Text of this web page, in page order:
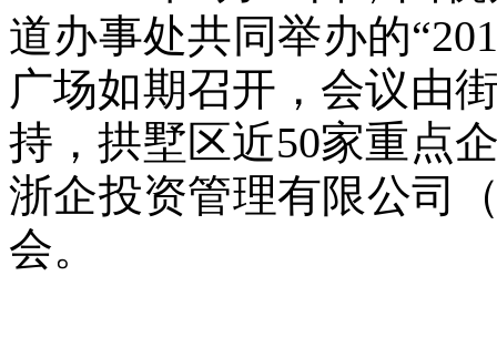
道办事处共同举办的
广场如期召开，会议由
持，拱墅区近50家重点
浙企投资管理有限公司
会。